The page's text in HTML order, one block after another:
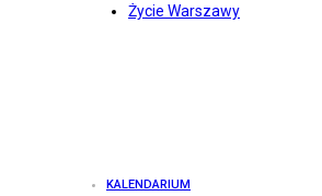
Życie Warszawy
KALENDARIUM